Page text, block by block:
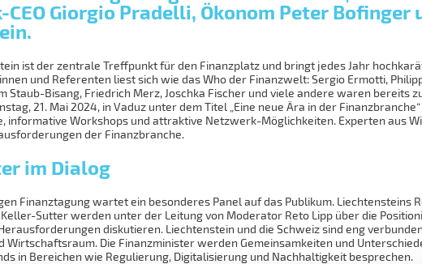
CEO Giorgio Pradelli, Ökonom Peter Bofinger
ist der zentrale Treffpunkt für den Finanzplatz und bringt jedes Jahr
und Referenten liest sich wie das Who der Finanzwelt: Sergio Ermotti,
Staub-Bisang, Friedrich Merz, Joschka Fischer und viele andere waren bereits
21. Mai 2024, in Vaduz unter dem Titel „Eine neue Ära in der
informative Workshops und attraktive Netzwerk-Möglichkeiten. Experten aus
der Finanzbranche.
im Dialog
Finanztagung wartet ein besonderes Panel auf das Publikum. Liechtensteins
Sutter werden unter der Leitung von Moderator Reto Lipp über die
diskutieren. Liechtenstein und die Schweiz sind eng
Wirtschaftsraum. Die Finanzminister werden Gemeinsamkeiten und
in Bereichen wie Regulierung, Digitalisierung und Nachhaltigkeit besprechen.